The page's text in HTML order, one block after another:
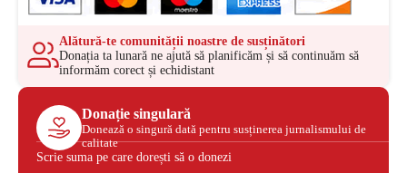
Alătură-te comunității noastre de susținători
Donația ta lunară ne ajută să planificăm și să continuăm să
informăm corect și echidistant
Donație singulară
Donează o singură dată pentru susținerea jurnalismului de
calitate
Scrie suma pe care dorești să o donezi